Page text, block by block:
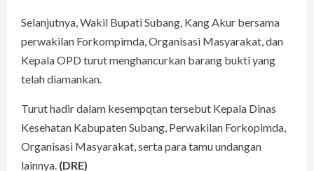
Selanjutnya, Wakil Bupati Subang, Kang Akur bersama
perwakilan Forkompimda, Organisasi Masyarakat, dan
Kepala OPD turut menghancurkan barang bukti yang
telah diamankan.
Turut hadir dalam kesempqtan tersebut Kepala Dinas
Kesehatan Kabupaten Subang, Perwakilan Forkopimda,
Organisasi Masyarakat, serta para tamu undangan
lainnya. (DRE)